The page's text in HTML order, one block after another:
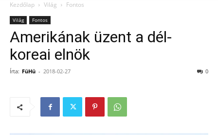
Kezdőlap Világ Fontos
Világ Fontos
Amerikának üzent a dél-
koreai elnök
Írta: FüHü - 2018-02-27 0